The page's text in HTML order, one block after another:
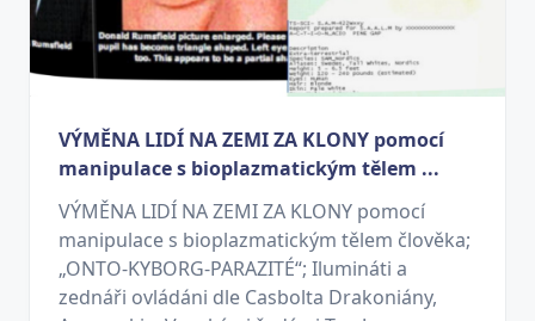
VÝMĚNA LIDÍ NA ZEMI ZA KLONY pomocí
manipulace s bioplazmatickým tělem ...
VÝMĚNA LIDÍ NA ZEMI ZA KLONY pomocí
manipulace s bioplazmatickým tělem člověka;
„ONTO-KYBORG-PARAZITÉ“; Ilumináti a
zednáři ovládáni dle Casbolta Drakoniány,